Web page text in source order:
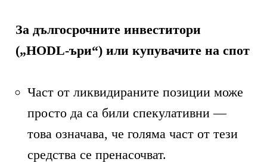
За дългосрочните инвеститори
(„HODL-ъри“) или купувачите на спот
Част от ликвидираните позиции може
просто да са били спекулативни —
това означава, че голяма част от тези
средства се пренасочват.